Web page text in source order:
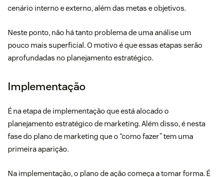
cenário interno e externo, além das metas e objetivos.
Neste ponto, não há tanto problema de uma análise um
pouco mais superficial. O motivo é que essas etapas serão
aprofundadas no planejamento estratégico.
Implementação
É na etapa de implementação que está alocado o
planejamento estratégico de marketing. Além disso, é nesta
fase do plano de marketing que o “como fazer” tem uma
primeira aparição.
Na implementação, o plano de ação começa a tomar forma. É